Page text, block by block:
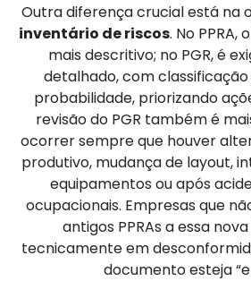
Outra diferença crucial está na
inventário de riscos. No
mais descritivo; no PGR, é
detalhado, com
probabilidade, priorizando
revisão do PGR também é
ocorrer sempre que houver
produtivo, mudança de layout,
equipamentos ou após
ocupacionais. Empresas que
antigos PPRAs a essa
tecnicamente em
documento esteja